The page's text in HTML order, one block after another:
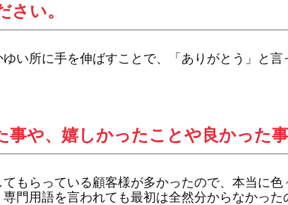
さい。
い所に手を伸ばすことで、「ありがとう」と
事や、嬉しかったことや良かった
もらっている顧客様が多かったので、本当に
門用語を言われても最初は全然分からなかった